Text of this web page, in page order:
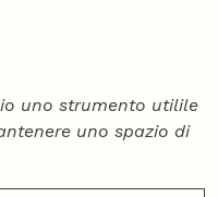
uno strumento utilile
uno spazio di